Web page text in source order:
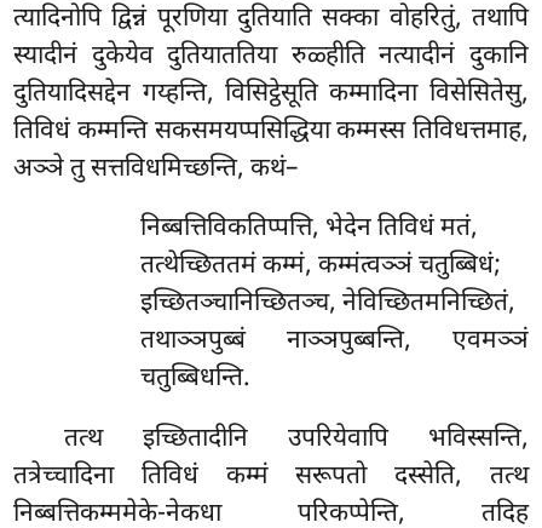
त्यादिनोपि द्विन्नं पूरणिया दुतियाति सक्का वोहरितुं, तथापि
स्यादीनं दुकेयेव दुतियाततिया रुळ्हीति नत्यादीनं दुकानि
दुतियादिसद्देन गय्हन्ति, विसिट्ठेसूति कम्मादिना विसेसितेसु,
तिविधं कम्मन्ति सकसमयप्पसिद्धिया कम्मस्स तिविधत्तमाह,
अञ्ञे तु सत्तविधमिच्छन्ति, कथं–
निब्बत्तिविकतिप्पत्ति, भेदेन तिविधं मतं,
तत्थेच्छिततमं कम्मं, कम्मंत्वञ्ञं चतुब्बिधं;
इच्छितञ्चानिच्छितञ्च, नेविच्छितमनिच्छितं,
तथाञ्ञपुब्बं नाञ्ञपुब्बन्ति, एवमञ्ञं
चतुब्बिधन्ति.
तत्थ इच्छितादीनि उपरियेवापि भविस्सन्ति,
तत्रेच्चादिना तिविधं कम्मं सरूपतो दस्सेति, तत्थ
निब्बत्तिकम्ममेके-नेकधा परिकप्पेन्ति, तदिह